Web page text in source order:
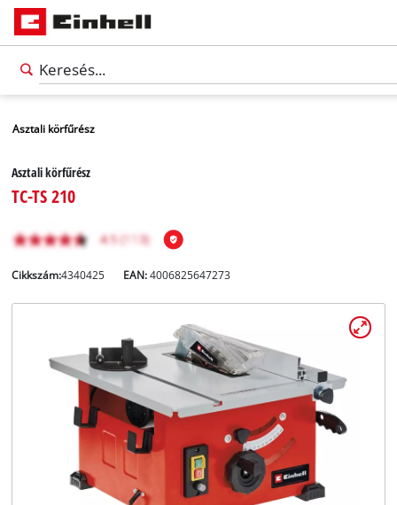
Magyar
Asztali körfűrész
Asztali körfűrész
TC-TS 210
Cikkszám:4340425 EAN:4006825647273